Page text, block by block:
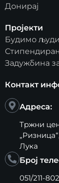
Донирај
Пројекти
Будимо људи
Задужбина
Контакт
Адреса:
Тржни
Лука
Број
051/211-802